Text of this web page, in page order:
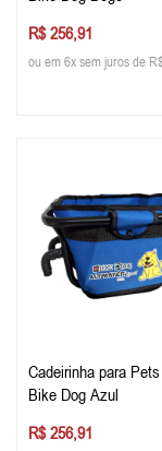
R$ 256,91
ou em 6x sem juros de
Cadeirinha para
Bike Dog Azul
R$ 256,91